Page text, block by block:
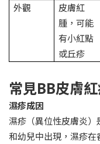
外觀
皮膚紅
腫，可能
有小紅點
或丘疹
常見BB皮膚
濕疹成因
濕疹（異位性皮膚炎
和幼兒中出現，濕疹